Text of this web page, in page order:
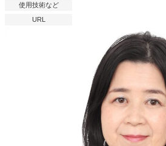
使用技術など
URL